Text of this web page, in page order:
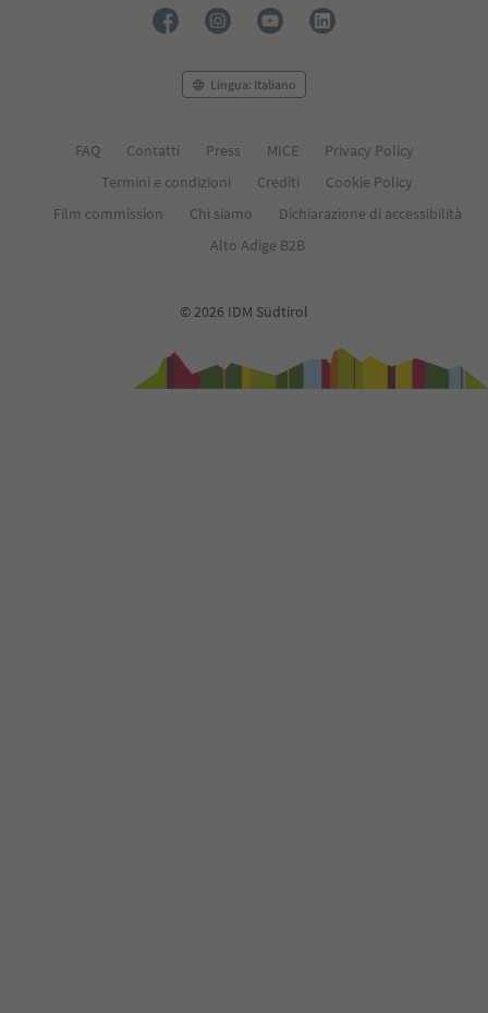
Lingua: Italiano
FAQ Contatti Press MICE
Privacy Policy
Termini e condizioni
Crediti
Cookie Policy
Film commission
Chi siamo
Dichiarazione di accessibilità
Alto Adige B2B
© 2026 IDM Südtirol